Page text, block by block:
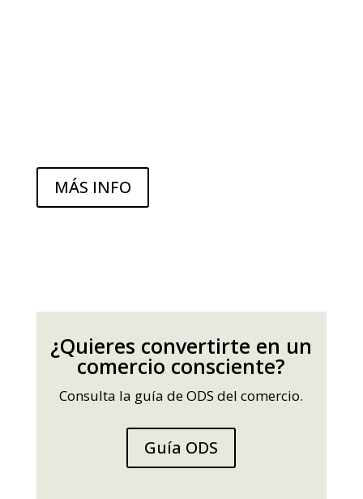
MÁS INFO
¿Quieres convertirte en un
comercio consciente?
Consulta la guía de ODS del comercio.
Guía ODS